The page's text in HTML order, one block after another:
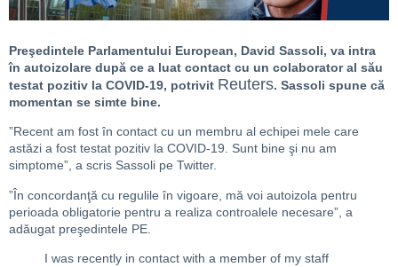
Preşedintele Parlamentului European, David Sassoli, va intra
în autoizolare după ce a luat contact cu un colaborator al său
testat pozitiv la COVID-19, potrivit Reuters. Sassoli spune că
momentan se simte bine.
”Recent am fost în contact cu un membru al echipei mele care
astăzi a fost testat pozitiv la COVID-19. Sunt bine şi nu am
simptome”, a scris Sassoli pe Twitter.
”În concordanţă cu regulile în vigoare, mă voi autoizola pentru
perioada obligatorie pentru a realiza controalele necesare”, a
adăugat preşedintele PE.
I was recently in contact with a member of my staff